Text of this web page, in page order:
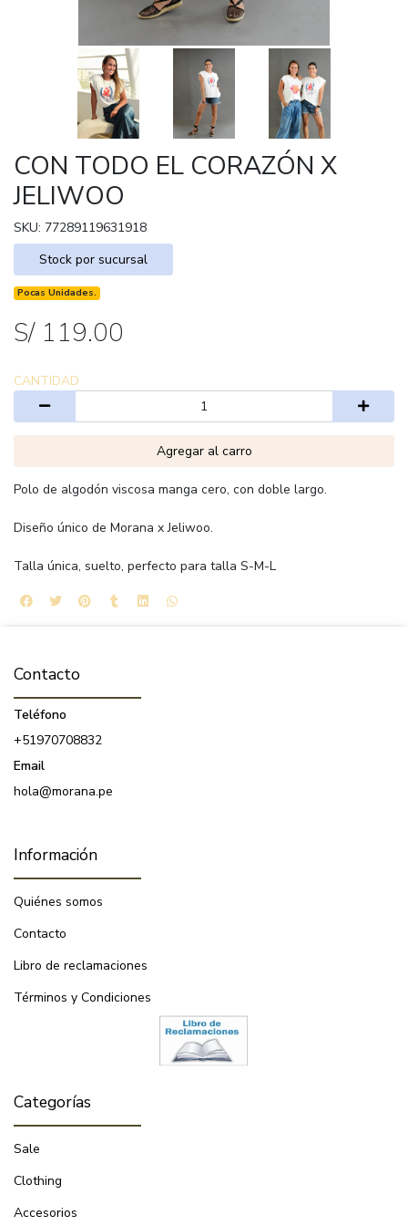
CON TODO EL CORAZÓN X
JELIWOO
SKU: 77289119631918
Stock por sucursal
Pocas Unidades.
S/ 119.00
CANTIDAD
Agregar al carro
Polo de algodón viscosa manga cero, con doble largo.
Diseño único de Morana x Jeliwoo.
Talla única, suelto, perfecto para talla S-M-L
Contacto
Teléfono
+51970708832
Email
hola@morana.pe
Información
Quiénes somos
Contacto
Libro de reclamaciones
Términos y Condiciones
Categorías
Sale
Clothing
Accesorios